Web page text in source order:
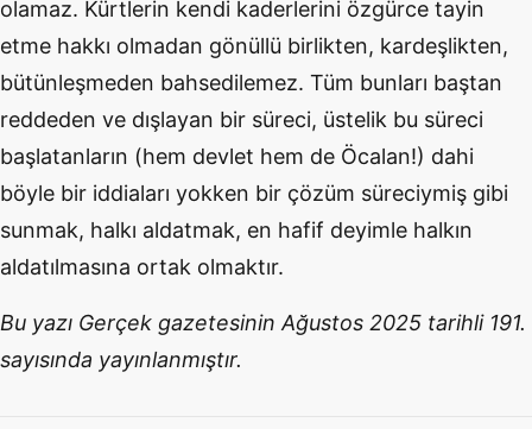
olamaz. Kürtlerin kendi kaderlerini özgürce tayin
etme hakkı olmadan gönüllü birlikten, kardeşlikten,
bütünleşmeden bahsedilemez. Tüm bunları baştan
reddeden ve dışlayan bir süreci, üstelik bu süreci
başlatanların (hem devlet hem de Öcalan!) dahi
böyle bir iddiaları yokken bir çözüm süreciymiş gibi
sunmak, halkı aldatmak, en hafif deyimle halkın
aldatılmasına ortak olmaktır.
Bu yazı Gerçek gazetesinin Ağustos 2025 tarihli 191.
sayısında yayınlanmıştır.